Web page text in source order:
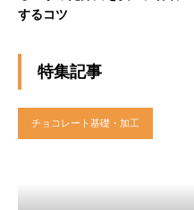
するコツ
特集記事
チョコレート基礎・加工